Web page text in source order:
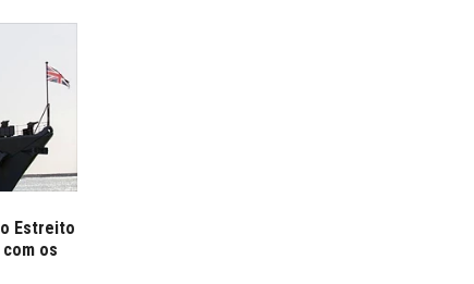
Estreito
os